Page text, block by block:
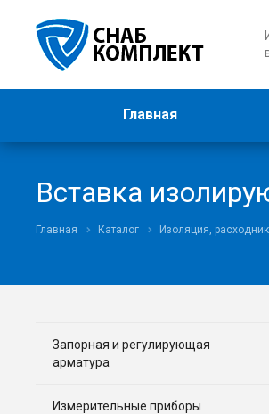
Главная
Вставка
Главная Каталог Изоляция,
Запорная и регулирующая
арматура
Измерительные приборы